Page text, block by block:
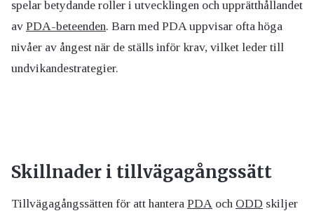
spelar betydande roller i utvecklingen och upprätthållandet
av PDA-beteenden. Barn med PDA uppvisar ofta höga
nivåer av ångest när de ställs inför krav, vilket leder till
undvikandestrategier.
Skillnader i tillvägagångssätt
Tillvägagångssätten för att hantera PDA och ODD skiljer